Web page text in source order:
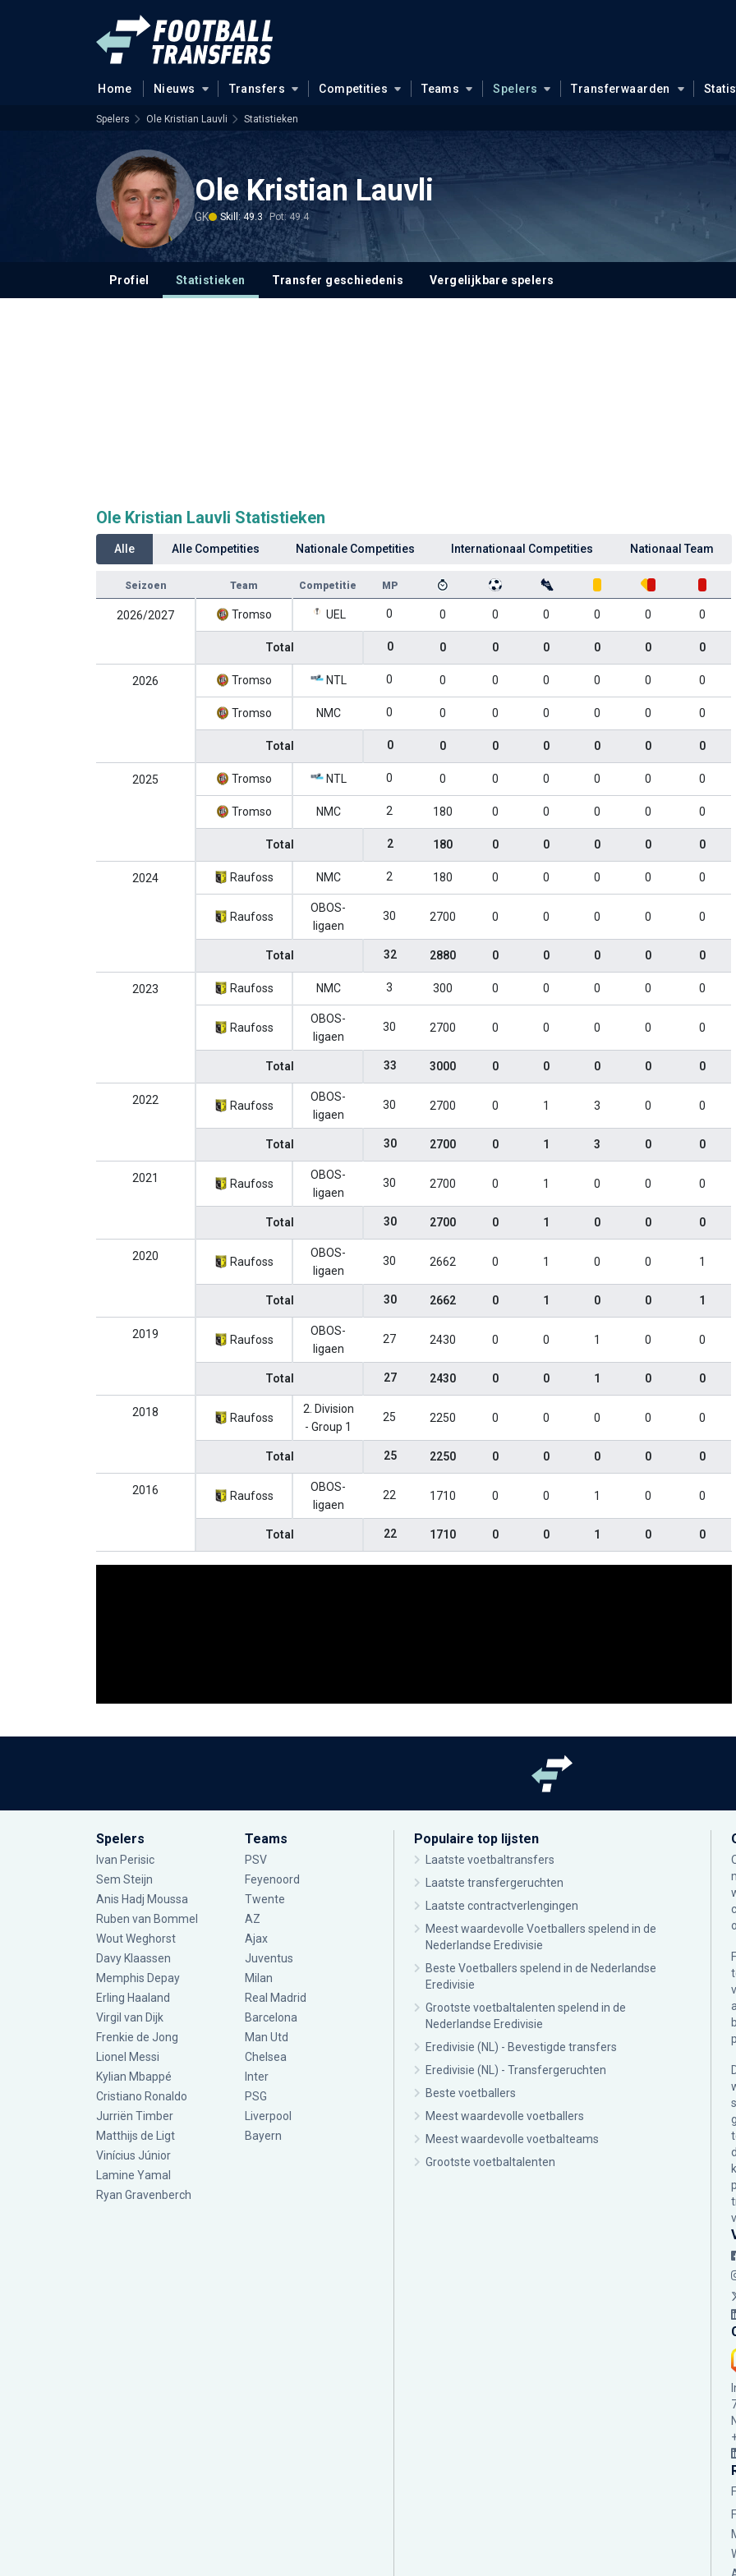
Home Nieuws Transfers Competities Teams Spelers Transferwaarden
Spelers Ole Kristian Lauvli Statistieken
Ole Kristian Lauvli
GK Skill: 49.3 Pot: 49.4
Profiel Statistieken Transfer geschiedenis Vergelijkbare spelers
Ole Kristian Lauvli Statistieken
Alle Alle Competities Nationale Competities Internationaal Competities Nationaal Team
Seizoen Team Competitie MP
2026/2027 Tromso UEL 0 0 0 0 0 0 0
Total 0 0 0 0 0 0 0
2026 Tromso NTL 0 0 0 0 0 0 0
Tromso NMC 0 0 0 0 0 0 0
Total 0 0 0 0 0 0 0
2025 Tromso NTL 0 0 0 0 0 0 0
Tromso NMC 2 180 0 0 0 0 0
Total 2 180 0 0 0 0 0
2024 Raufoss NMC 2 180 0 0 0 0 0
Raufoss
OBOS-
ligaen
30 2700 0 0 0 0 0
Total 32 2880 0 0 0 0 0
2023 Raufoss NMC 3 300 0 0 0 0 0
Raufoss
OBOS-
ligaen
30 2700 0 0 0 0 0
Total 33 3000 0 0 0 0 0
2022 Raufoss
OBOS-
ligaen
30 2700 0 1 3 0 0
Total 30 2700 0 1 3 0 0
2021 Raufoss
OBOS-
ligaen
30 2700 0 1 0 0 0
Total 30 2700 0 1 0 0 0
2020 Raufoss
OBOS-
ligaen
30 2662 0 1 0 0 1
Total 30 2662 0 1 0 0 1
2019 Raufoss
OBOS-
ligaen
27 2430 0 0 1 0 0
Total 27 2430 0 0 1 0 0
2018 Raufoss
2. Division
- Group 1
25 2250 0 0 0 0 0
Total 25 2250 0 0 0 0 0
2016 Raufoss
OBOS-
ligaen
22 1710 0 0 1 0 0
Total 22 1710 0 0 1 0 0
Spelers
Ivan Perisic
Sem Steijn
Anis Hadj Moussa
Ruben van Bommel
Wout Weghorst
Davy Klaassen
Memphis Depay
Erling Haaland
Virgil van Dijk
Frenkie de Jong
Lionel Messi
Kylian Mbappé
Cristiano Ronaldo
Jurriën Timber
Matthijs de Ligt
Vinícius Júnior
Lamine Yamal
Ryan Gravenberch
Teams
PSV
Feyenoord
Twente
AZ
Ajax
Juventus
Milan
Real Madrid
Barcelona
Man Utd
Chelsea
Inter
PSG
Liverpool
Bayern
Populaire top lijsten
Laatste voetbaltransfers
Laatste transfergeruchten
Laatste contractverlengingen
Meest waardevolle Voetballers spelend in de
Nederlandse Eredivisie
Beste Voetballers spelend in de Nederlandse
Eredivisie
Grootste voetbaltalenten spelend in de
Nederlandse Eredivisie
Eredivisie (NL) - Bevestigde transfers
Eredivisie (NL) - Transfergeruchten
Beste voetballers
Meest waardevolle voetballers
Meest waardevolle voetbalteams
Grootste voetbaltalenten